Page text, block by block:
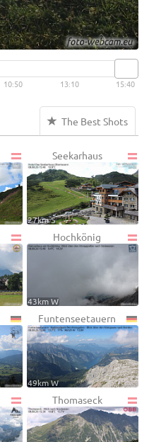
10:50 13:10 15:40
The Best Shots
Seekarhaus
27km S
Hochkönig
43km W
Funtenseetauern
49km W
Thomaseck